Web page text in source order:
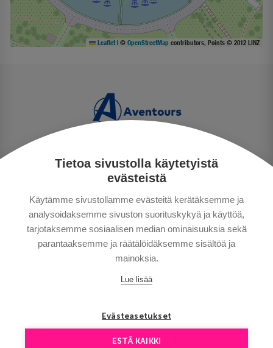
Tietoa sivustolla käytetyistä
evästeistä
Käytämme sivustollamme evästeitä kerätäksemme ja
analysoidaksemme sivuston suorituskykyä ja käyttöä,
tarjotaksemme sosiaalisen median ominaisuuksia sekä
parantaaksemme ja räätälöidäksemme sisältöä ja
mainoksia.
Lue lisää
Evästeasetukset
ESTÄ KAIKKI
Leaflet © OpenStreetMap contributors, Points © 2012 LINZ
PERSONUPPGIFTSPOLICY
BETALNINGSVILLKOR
RESEVILLKOR
BRA ATT VETA
KONTAKTA OSS
Copyright © Aventours 2026